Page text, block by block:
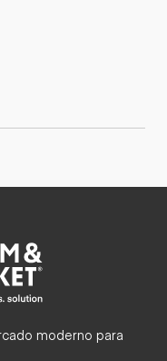
moderno para